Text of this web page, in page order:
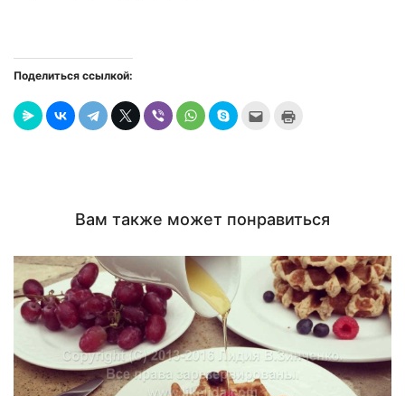
Поделиться ссылкой:
Послать
Вам также может понравиться